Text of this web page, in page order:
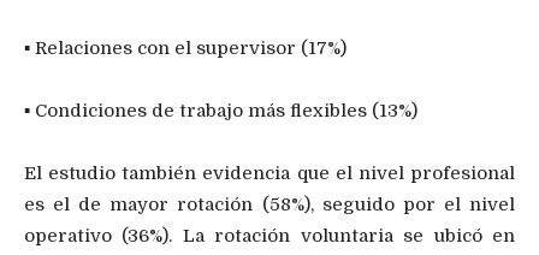
▪ Relaciones con el supervisor (17%)
▪ Condiciones de trabajo más flexibles (13%)
El estudio también evidencia que el nivel profesional
es el de mayor rotación (58%), seguido por el nivel
operativo (36%). La rotación voluntaria se ubicó en